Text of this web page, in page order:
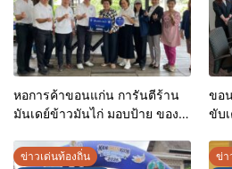
หอการค้าขอนแก่น การันตีร้าน
มันเดย์ข้าวมันไก่ มอบป้าย ของดี
ประกอบการคุณภาพ ยกระดับ
ขอ
ขับ
บริ
ข่าวเด่นท้องถิ่น
ข่า